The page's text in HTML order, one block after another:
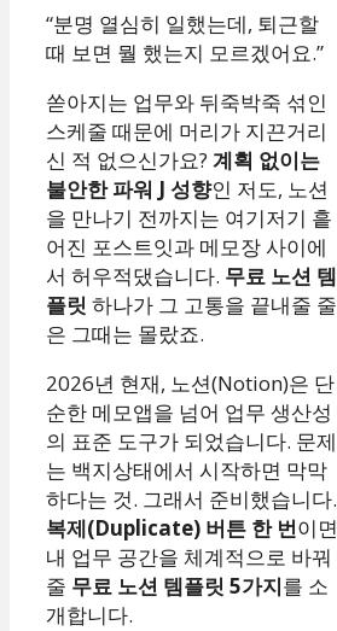
“분명 열심히 일했는데, 퇴근할
때 보면 뭘 했는지 모르겠어요.”
쏟아지는 업무와 뒤죽박죽 섞인
스케줄 때문에 머리가 지끈거리
신 적 없으신가요? 계획 없이는
불안한 파워 J 성향인 저도, 노션
을 만나기 전까지는 여기저기 흩
어진 포스트잇과 메모장 사이에
서 허우적댔습니다. 무료 노션 템
플릿 하나가 그 고통을 끝내줄 줄
은 그때는 몰랐죠.
2026년 현재, 노션(Notion)은 단
순한 메모앱을 넘어 업무 생산성
의 표준 도구가 되었습니다. 문제
는 백지상태에서 시작하면 막막
하다는 것. 그래서 준비했습니다.
복제(Duplicate) 버튼 한 번이면
내 업무 공간을 체계적으로 바꿔
줄 무료 노션 템플릿 5가지를 소
개합니다.